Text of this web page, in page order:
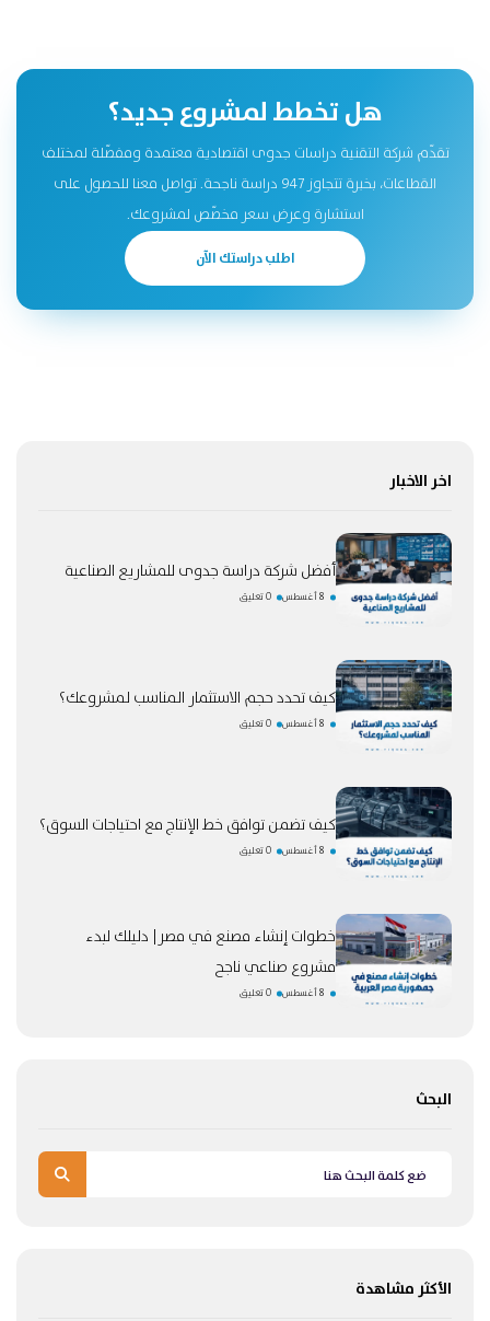
هل تخطط لمشروع جديد؟
تقدّم شركة التقنية دراسات جدوى اقتصادية معتمدة ومفصّلة لمختلف
القطاعات، بخبرة تتجاوز 947 دراسة ناجحة. تواصل معنا للحصول على
استشارة وعرض سعر مخصّص لمشروعك.
اطلب دراستك الآن
اخر الاخبار
أفضل شركة دراسة جدوى للمشاريع الصناعية
8 أغسطس 0 تعليق
كيف تحدد حجم الاستثمار المناسب لمشروعك؟
8 أغسطس 0 تعليق
كيف تضمن توافق خط الإنتاج مع احتياجات السوق؟
8 أغسطس 0 تعليق
خطوات إنشاء مصنع في مصر| دليلك لبدء
مشروع صناعي ناجح
8 أغسطس 0 تعليق
البحث
الأكثر مشاهدة